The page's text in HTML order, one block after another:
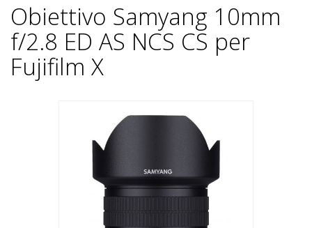
Obiettivo Samyang 10mm
f/2.8 ED AS NCS CS per
Fujifilm X